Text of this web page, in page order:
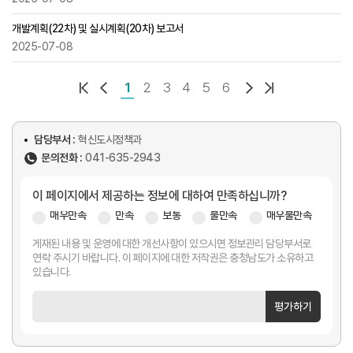
개발계획(22차) 및 실시계획(20차) 보고서
2025-07-08
1 2 3 4 5 6
담당부서 : 혁신도시정책과
문의전화 : 041-635-2943
이 페이지에서 제공하는 정보에 대하여 만족하십니까?
매우만족 만족 보통 불만족 매우불만족
게재된 내용 및 운영에 대한 개선사항이 있으시면 정보관리 담당부서로
연락 주시기 바랍니다. 이 페이지에 대한 저작권은 충청남도가 소유하고
있습니다.
평가하기